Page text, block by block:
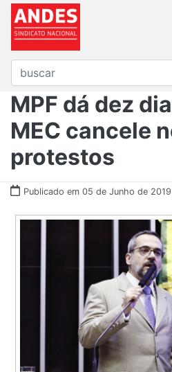
MPF dá dez
MEC cancele
protestos
Publicado em 05 de Junho de